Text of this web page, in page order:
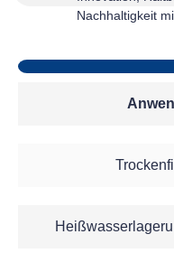
Nachhaltigkeit